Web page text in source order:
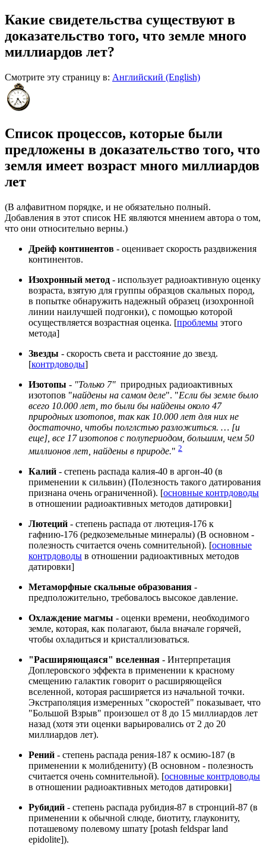
Какие свидетельства существуют в
доказательство того, что земле много
миллиардов лет?
Смотрите эту страницу в: Английский (English)
Список процессов, которые были
предложены в доказательство того, что
земля имеет возраст много миллиардов
лет
(В алфавитном порядке, и не обязательно полный.
Добавления в этот список НЕ являются мнением автора о том,
что они относительно верны.)
Дрейф континентов - оценивает скорость раздвижения
континентов.
Изохронный метод - использует радиоактивную оценку
возраста, взятую для группы образцов скальных пород,
в попытке обнаружить надежный образец (изохронной
линии наилучшей подгонки), с помощью которой
осуществляется возрастная оценка. [проблемы этого
метода]
Звезды - скорость света и расстояние до звезд.
[контрдоводы]
Изотопы - "Только 7" природных радиоактивных
изотопов "найдены на самом деле". "Если бы земле было
всего 10.000 лет, то были бы найдены около 47
природных изотопов, так как 10.000 лет для них не
достаточно, чтобы полглстью разложиться. … [и
еще], все 17 изотопов с полупериодом, большим, чем 50
миллионов лет, найдены в природе." 2
Калий - степень распада калия-40 в аргон-40 (в
применении к сильвин) (Полезность такого датирования
признана очень ограниченной). [основные контрдоводы
в отношении радиоактивных методов датировки]
Лютеций - степень распада от лютеция-176 к
гафнию-176 (редкоземельные минералы) (В основном -
полезность считается очень сомнительной). [основные
контрдоводы в отношении радиоактивных методов
датировки]
Метаморфные скальные образования -
предположительно, требовалось высокое давление.
Охлаждение магмы - оценки времени, необходимого
земле, которая, как полагают, была вначале горячей,
чтобы охладиться и кристаллизоваться.
"Расширяющаяся" вселенная - Интерпретация
Доплеровского эффекта в применении к красному
смещению галактик говорит о расширяющейся
вселенной, которая расширяется из начальной точки.
Экстраполяция измеренных "скоростей" показывает, что
"Большой Взрыв" произошел от 8 до 15 миллиардов лет
назад (хотя эти оценки варьировались от 2 до 20
миллиардов лет).
Рений - степень распада рения-187 к осмию-187 (в
применении к молибдениту) (В основном - полезность
считается очень сомнительной). [основные контрдоводы
в отношении радиоактивных методов датировки]
Рубидий - степень распада рубидия-87 в стронций-87 (в
применении к обычной слюде, биотиту, глаукониту,
поташевому полевому шпату [potash feldspar land
epidolite]).